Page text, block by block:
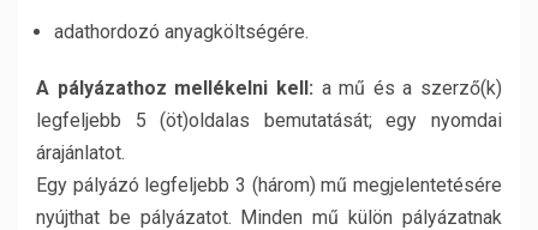
adathordozó anyagköltségére.
A pályázathoz mellékelni kell: a mű és a szerző(k)
legfeljebb 5 (öt)oldalas bemutatását; egy nyomdai
árajánlatot.
Egy pályázó legfeljebb 3 (három) mű megjelentetésére
nyújthat be pályázatot. Minden mű külön pályázatnak